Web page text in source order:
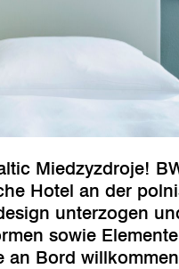
Miedzyzdroje!
Hotel an der
unterzogen
sowie
an Bord